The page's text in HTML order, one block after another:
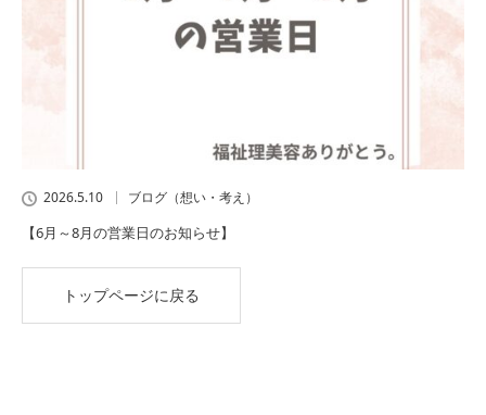
2026.5.10 ブログ（想い・考え）
【6月～8月の営業日のお知らせ】
トップページに戻る